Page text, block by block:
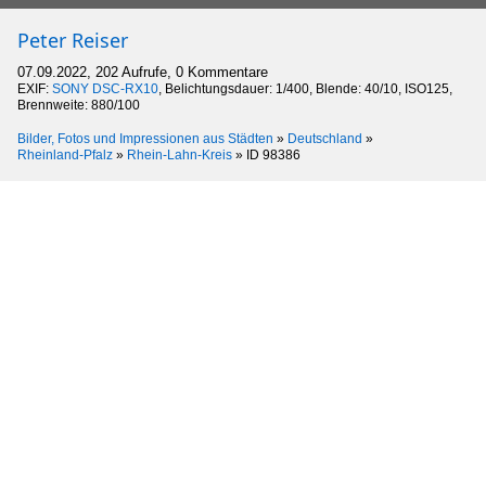
Peter Reiser
07.09.2022, 202 Aufrufe, 0 Kommentare
EXIF: SONY DSC-RX10, Belichtungsdauer: 1/400, Blende: 40/10, ISO125,
Brennweite: 880/100
Bilder, Fotos und Impressionen aus Städten » Deutschland »
Rheinland-Pfalz » Rhein-Lahn-Kreis » ID 98386